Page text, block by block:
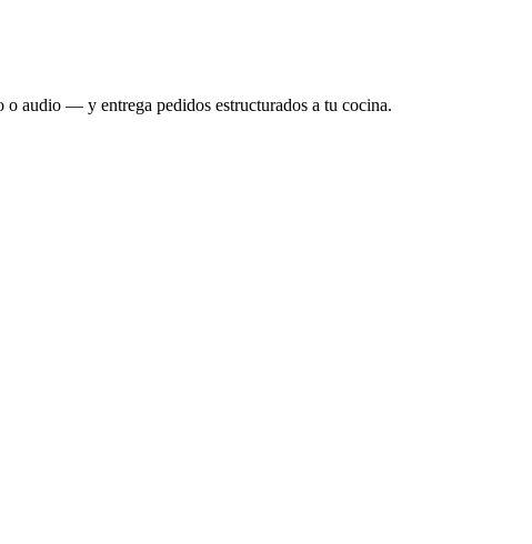
o audio — y entrega pedidos estructurados a tu cocina.